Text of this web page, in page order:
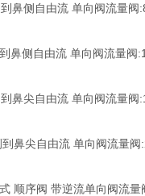
鼻侧自由流 单向阀流量阀
鼻侧自由流 单向阀流量阀
鼻尖自由流 单向阀流量阀
鼻尖自由流 单向阀流量
顺序阀 带逆流单向阀流